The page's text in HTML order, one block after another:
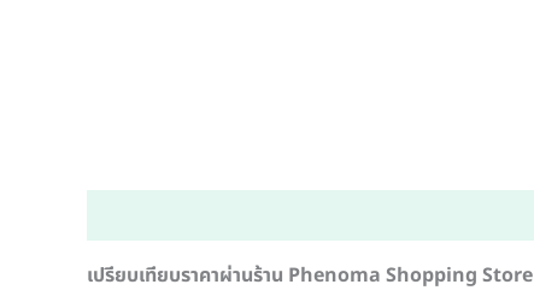
เปรียบเทียบราคาผ่านร้าน Phenoma Shopping Store